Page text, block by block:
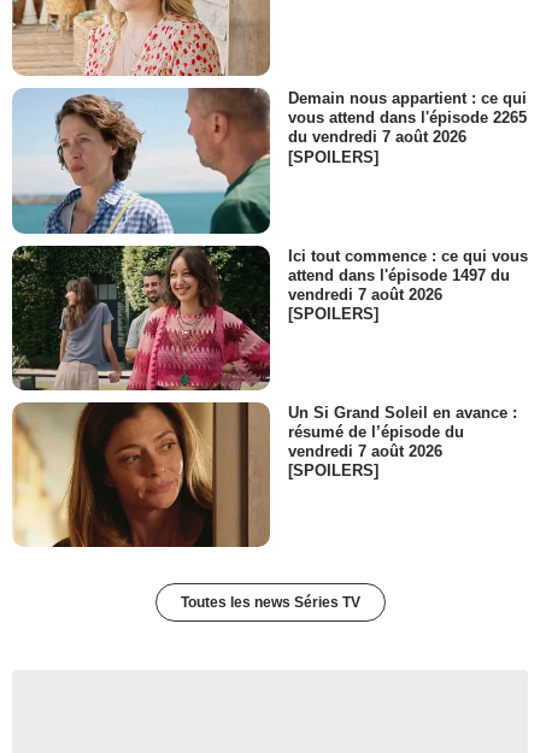
Demain nous appartient : ce qui
vous attend dans l'épisode 2265
du vendredi 7 août 2026
[SPOILERS]
Ici tout commence : ce qui vous
attend dans l'épisode 1497 du
vendredi 7 août 2026
[SPOILERS]
Un Si Grand Soleil en avance :
résumé de l’épisode du
vendredi 7 août 2026
[SPOILERS]
Toutes les news Séries TV